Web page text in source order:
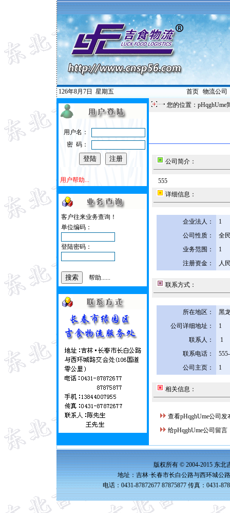
126年8月7日 星期五 首页| 物流公司
用户名：
密 码：
用户帮助...
客户往来业务查询！
单位编码：
登陆密码：
帮助......
您的位置：pHqghUme
公司简介：
555
详细信息：
企业法人：
1
公司性质：
全
业务范围：
1
注册资金：
人
联系方式：
所在地区：
黑
公司详细地址：
1
联系人：
1
联系电话：
公司主页：
1
相关信息：
查看pHqghUme公司发
给pHqghUme公司留言
版权所有 © 2004-2015 东北
地址：吉林·长春市长白公路与西环城公
电话：0431-87872677 87875877 传真：0431-